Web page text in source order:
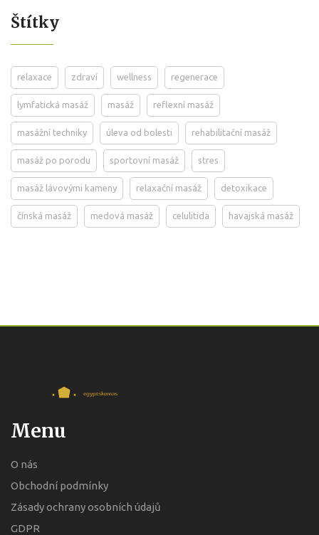
Štítky
relaxace zdraví wellness regenerace
lymfatická masáž masáž reflexní masáž
masážní techniky úleva od bolesti rehabilitační masáž
masáž po porodu sportovní masáž stres
masáž lávovými kameny relaxační masáž detoxikace
čínská masáž medová masáž celulitida havajská masáž
Menu
O nás
Obchodní podmínky
Zásady ochrany osobních údajů
GDPR